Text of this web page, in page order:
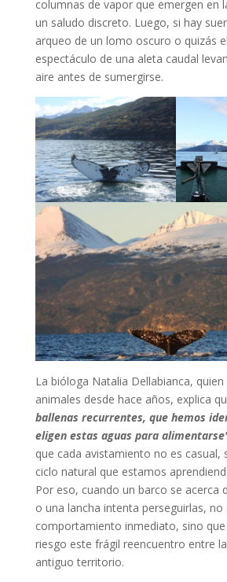
columnas de vapor que emergen en
un saludo discreto. Luego, si hay
arqueo de un lomo oscuro o quizás
espectáculo de una aleta caudal
aire antes de sumergirse.
La bióloga Natalia Dellabianca,
animales desde hace años, explica
ballenas recurrentes, que hemos
eligen estas aguas para
que cada avistamiento no es casual,
ciclo natural que estamos
Por eso, cuando un barco se acerca
o una lancha intenta perseguirlas,
comportamiento inmediato, sino
riesgo este frágil reencuentro entre
antiguo territorio.